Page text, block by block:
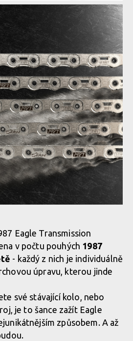
pohonnou sadu 1987 Eagle
pohonnou sadu 1987 Eagle
pohonnou sadu 1987 Eagle
pohonnou sadu 1987 Eagle
pohonnou sadu 1987 Eagle
Eagle Transmission
v počtu pouhých 1987
- každý z nich je individuálně
úpravu, kterou jinde
své stávající kolo, nebo
je to šance zažít Eagle
způsobem. A až